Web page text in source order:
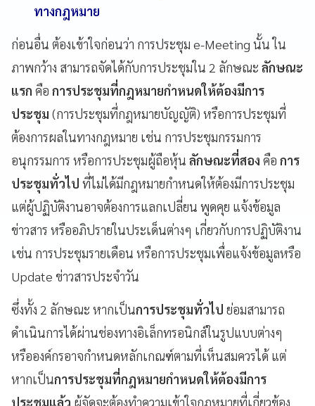
ทางกฎหมาย
ก่อนอื่น ต้องเข้าใจก่อนว่า การประชุม e-Meeting นั้น ใน
ภาพกว้าง สามารถจัดได้กับการประชุมใน 2 ลักษณะ ลักษณะ
แรก คือ การประชุมที่กฎหมายกำหนดให้ต้องมีการ
ประชุม (การประชุมที่กฎหมายบัญญัติ) หรือการประชุมที่
ต้องการผลในทางกฎหมาย เช่น การประชุมกรรมการ
อนุกรรมการ หรือการประชุมผู้ถือหุ้น ลักษณะที่สอง คือ การ
ประชุมทั่วไป ที่ไม่ได้มีกฎหมายกำหนดให้ต้องมีการประชุม
แต่ผู้ปฏิบัติงานอาจต้องการแลกเปลี่ยน พูดคุย แจ้งข้อมูล
ข่าวสาร หรืออภิปรายในประเด็นต่างๆ เกี่ยวกับการปฏิบัติงาน
เช่น การประชุมรายเดือน หรือการประชุมเพื่อแจ้งข้อมูลหรือ
Update ข่าวสารประจำวัน
ซึ่งทั้ง 2 ลักษณะ หากเป็นการประชุมทั่วไป ย่อมสามารถ
ดำเนินการได้ผ่านช่องทางอิเล็กทรอนิกส์ในรูปแบบต่างๆ
หรือองค์กรอาจกำหนดหลักเกณฑ์ตามที่เห็นสมควรได้ แต่
หากเป็นการประชุมที่กฎหมายกำหนดให้ต้องมีการ
ประชุมแล้ว ผู้จัดจะต้องทำความเข้าใจกฎหมายที่เกี่ยวข้อง